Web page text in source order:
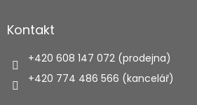
Kontakt
+420 608 147 072 (prodejna)
+420 774 486 566 (kancelář)